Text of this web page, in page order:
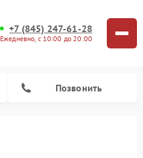
+7 (845) 247-61-28
Ежедневно, с 10:00 до 20:00
Позвонить